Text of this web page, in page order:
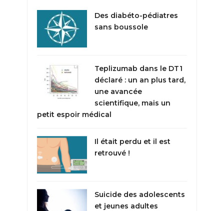
Des diabéto-pédiatres
sans boussole
Teplizumab dans le DT1
déclaré : un an plus tard,
une avancée
scientifique, mais un
petit espoir médical
Il était perdu et il est
retrouvé !
Suicide des adolescents
et jeunes adultes